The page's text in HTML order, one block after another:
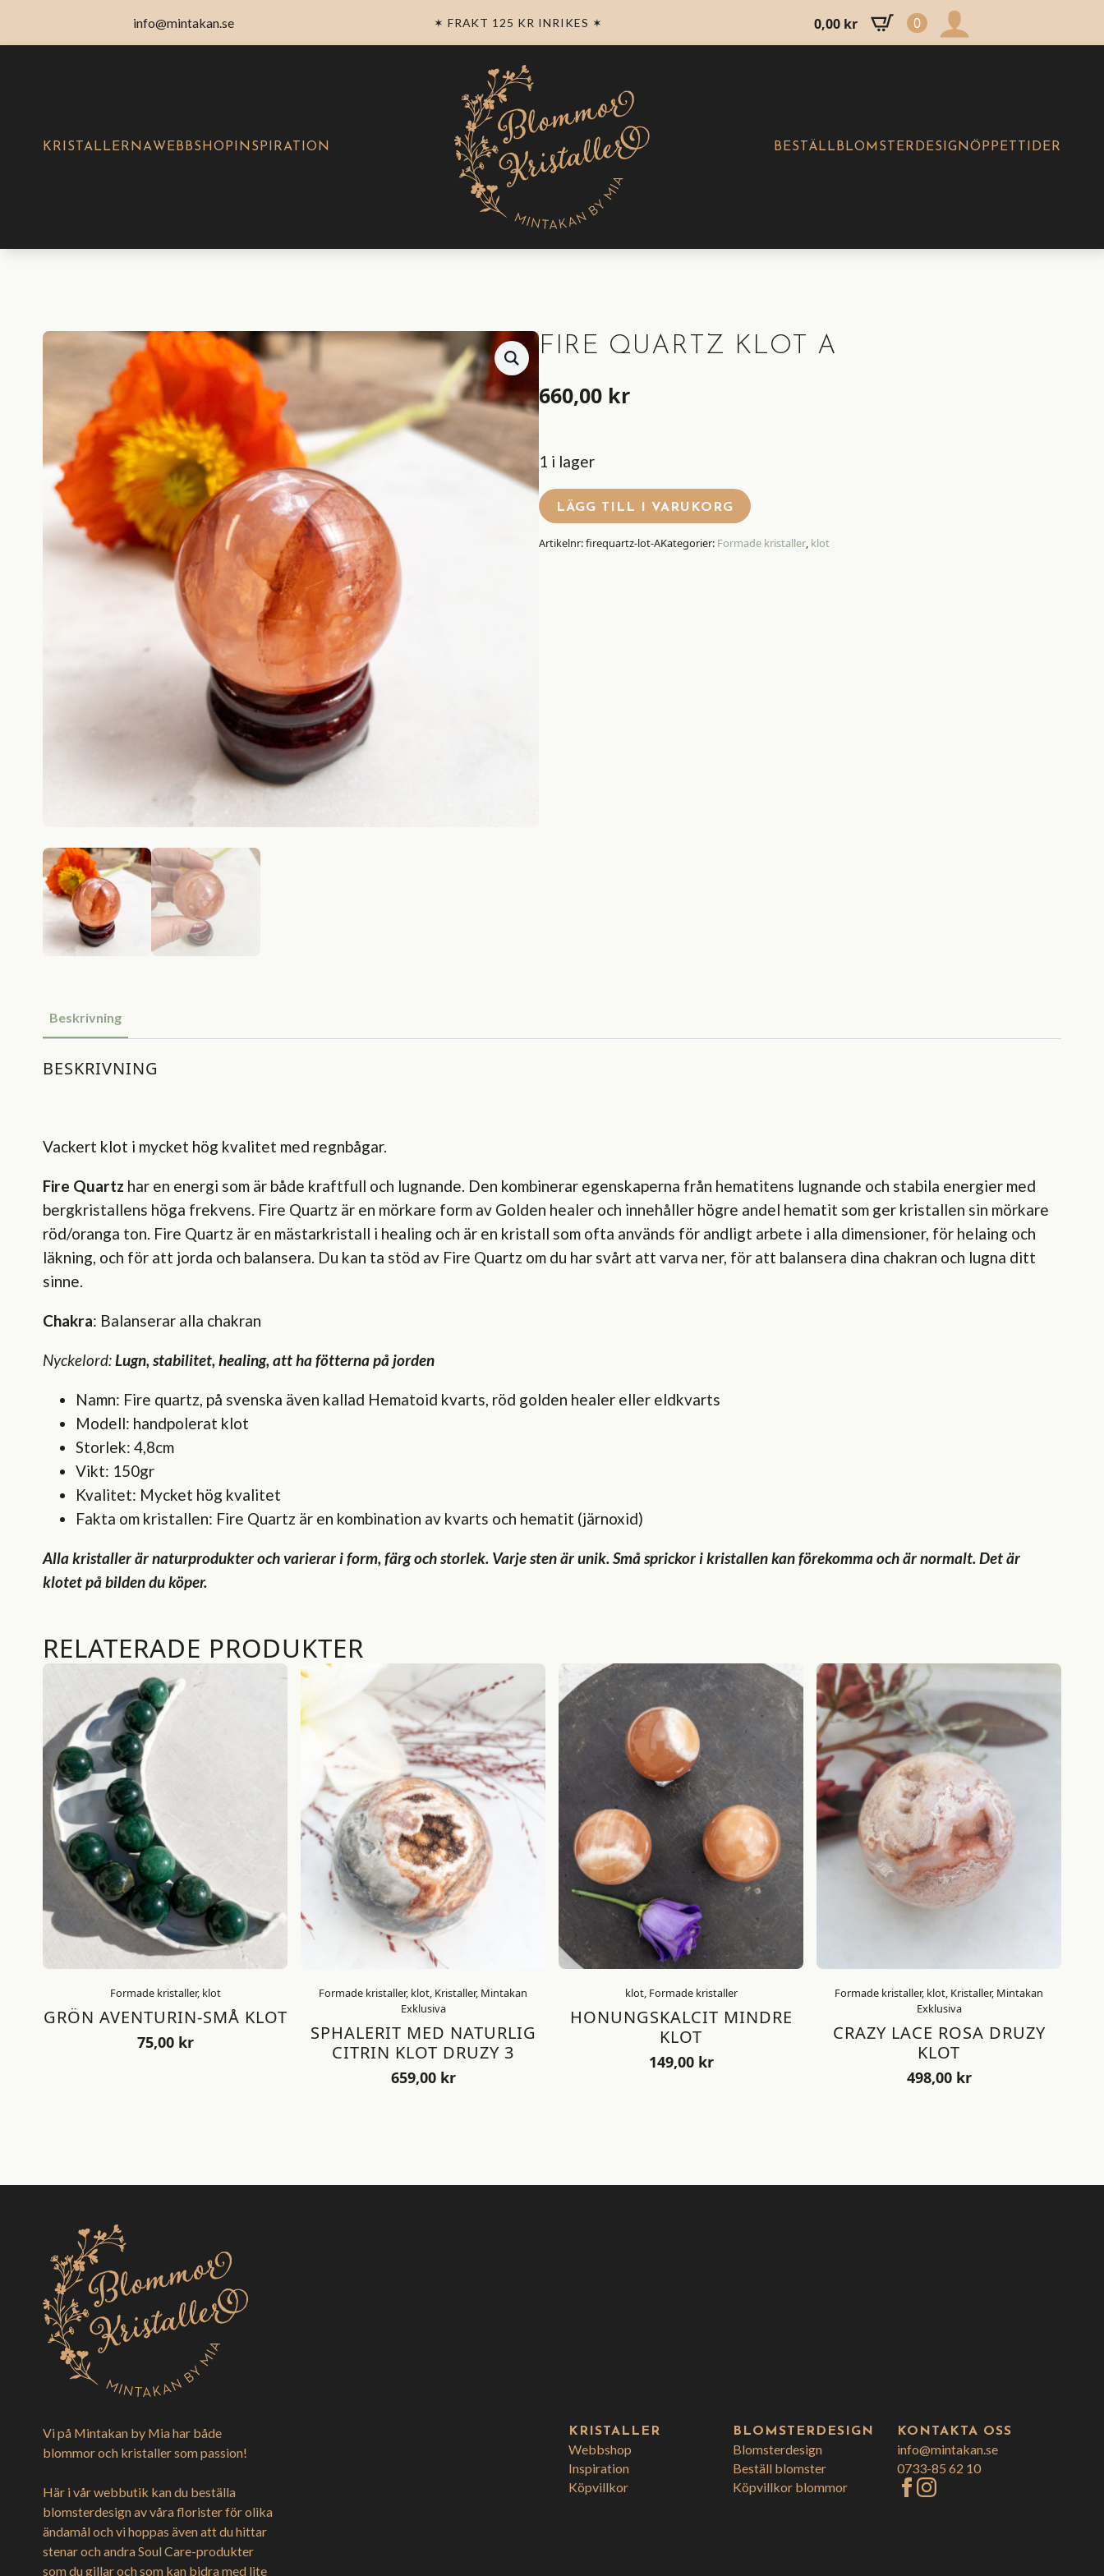
info@mintakan.se ✶ FRAKT 125 KR INRIKES ✶ 0,00 kr 0
KRISTALLERNAWEBBSHOP INSPIRATION BESTÄLL BLOMSTERDESIGNÖPPETTIDER
FIRE QUARTZ KLOT A
660,00 kr
1 i lager
LÄGG TILL I VARUKORG
Artikelnr:firequartz-lot-AKategorier: Formade kristaller, klot
Beskrivning
BESKRIVNING
Vackert klot i mycket hög kvalitet med regnbågar.
Fire Quartz har en energi som är både kraftfull och lugnande. Den kombinerar egenskaperna från hematitens lugnande och stabila energier med
bergkristallens höga frekvens. Fire Quartz är en mörkare form av Golden healer och innehåller högre andel hematit som ger kristallen sin mörkare
röd/oranga ton. Fire Quartz är en mästarkristall i healing och är en kristall som ofta används för andligt arbete i alla dimensioner, för helaing och
läkning, och för att jorda och balansera. Du kan ta stöd av Fire Quartz om du har svårt att varva ner, för att balansera dina chakran och lugna ditt
sinne.
Chakra: Balanserar alla chakran
Nyckelord:Lugn, stabilitet, healing, att ha fötterna på jorden
Namn: Fire quartz, på svenska även kallad Hematoid kvarts, röd golden healer eller eldkvarts
Modell: handpolerat klot
Storlek: 4,8cm
Vikt: 150gr
Kvalitet: Mycket hög kvalitet
Fakta om kristallen: Fire Quartz är en kombination av kvarts och hematit (järnoxid)
Alla kristaller är naturprodukter och varierar i form, färg och storlek. Varje sten är unik. Små sprickor i kristallen kan förekomma och är normalt. Det är
klotet på bilden du köper.
RELATERADE PRODUKTER
Formade kristaller, klot
GRÖN AVENTURIN-SMÅ KLOT
75,00 kr
Formade kristaller, klot, Kristaller, Mintakan
Exklusiva
SPHALERIT MED NATURLIG
CITRIN KLOT DRUZY 3
659,00 kr
klot, Formade kristaller
HONUNGSKALCIT MINDRE
KLOT
149,00 kr
Formade kristaller, klot, Kristaller, Mintakan
Exklusiva
CRAZY LACE ROSA DRUZY
KLOT
498,00 kr
Vi på Mintakan by Mia har både
blommor och kristaller som passion!
Här i vår webbutik kan du beställa
blomsterdesign av våra florister för olika
ändamål och vi hoppas även att du hittar
stenar och andra Soul Care-produkter
som du gillar och som kan bidra med lite
KRISTALLER
Webbshop
Inspiration
Köpvillkor
BLOMSTERDESIGN
Blomsterdesign
Beställ blomster
Köpvillkor blommor
KONTAKTA OSS
info@mintakan.se
0733-85 62 10